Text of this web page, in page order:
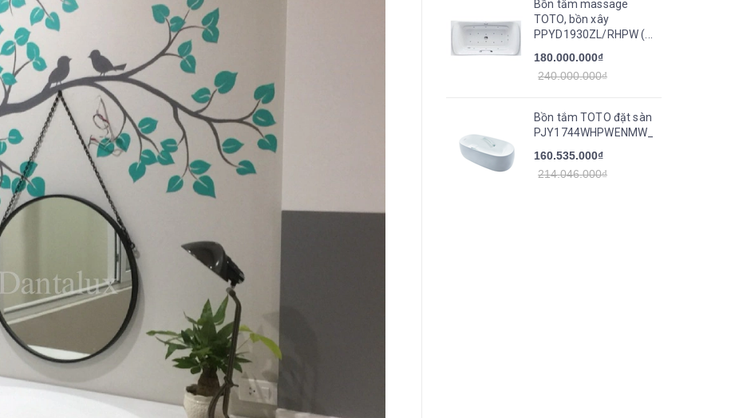
Bồn tắm massage
TOTO, bồn xây
PPYD1930ZL/RHPW (...
180.000.000₫
240.000.000₫
Bồn tắm TOTO đặt sàn
PJY1744WHPWENMW_TVBF412
160.535.000₫
214.046.000₫